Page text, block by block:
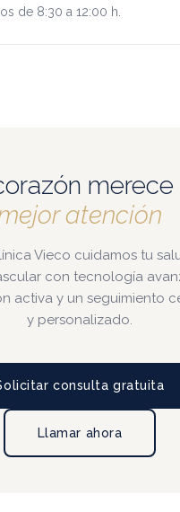
de 8:30 a 12:00 h.
merece
atención
Vieco cuidamos tu
con tecnología
activa y un seguimiento
y personalizado.
consulta gratuita
Llamar ahora